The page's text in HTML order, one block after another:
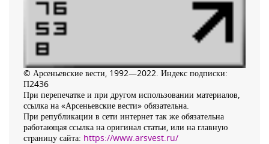
© Арсеньевские вести, 1992—2022. Индекс подписки:
П2436
При перепечатке и при другом использовании материалов,
ссылка на «Арсеньевские вести» обязательна.
При републикации в сети интернет так же обязательна
работающая ссылка на оригинал статьи, или на главную
страницу сайта: https://www.arsvest.ru/